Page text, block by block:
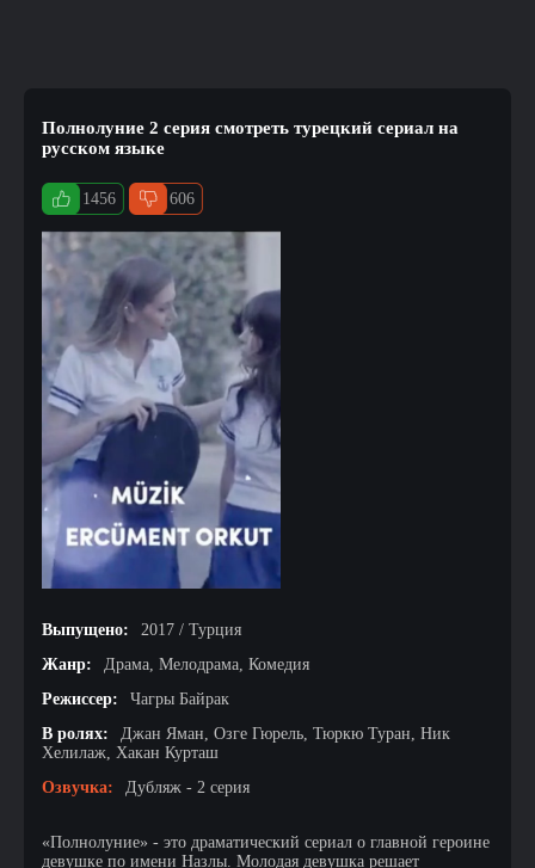
Полнолуние 2 серия смотреть турецкий сериал на
русском языке
1456 606
Выпущено:
2017 / Турция
Жанр:
Драма, Мелодрама, Комедия
Режиссер:
Чагры Байрак
В ролях:
Джан Яман, Озге Гюрель, Тюркю Туран, Ник
Хелилаж, Хакан Курташ
Озвучка:
Дубляж - 2 серия
«Полнолуние» - это драматический сериал о главной героине
девушке по имени Назлы. Молодая девушка решает